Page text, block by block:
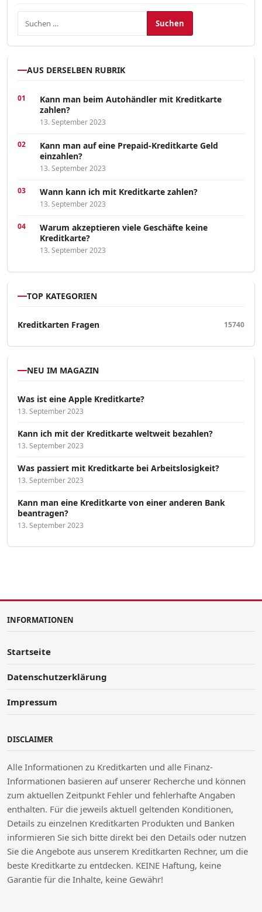
Suchen nach:
AUS DERSELBEN RUBRIK
Kann man beim Autohändler mit Kreditkarte
zahlen?
13. September 2023
Kann man auf eine Prepaid-Kreditkarte Geld
einzahlen?
13. September 2023
Wann kann ich mit Kreditkarte zahlen?
13. September 2023
Warum akzeptieren viele Geschäfte keine
Kreditkarte?
13. September 2023
TOP KATEGORIEN
Kreditkarten Fragen 15740
NEU IM MAGAZIN
Was ist eine Apple Kreditkarte?
13. September 2023
Kann ich mit der Kreditkarte weltweit bezahlen?
13. September 2023
Was passiert mit Kreditkarte bei Arbeitslosigkeit?
13. September 2023
Kann man eine Kreditkarte von einer anderen Bank
beantragen?
13. September 2023
INFORMATIONEN
Startseite
Datenschutzerklärung
Impressum
DISCLAIMER
Alle Informationen zu Kreditkarten und alle Finanz-
Informationen basieren auf unserer Recherche und können
zum aktuellen Zeitpunkt Fehler und fehlerhafte Angaben
enthalten. Für die jeweils aktuell geltenden Konditionen,
Details zu einzelnen Kreditkarten Produkten und Banken
informieren Sie sich bitte direkt bei den Details oder nutzen
Sie die Angebote aus unserem Kreditkarten Rechner, um die
beste Kreditkarte zu entdecken. KEINE Haftung, keine
Garantie für die Inhalte, keine Gewähr!